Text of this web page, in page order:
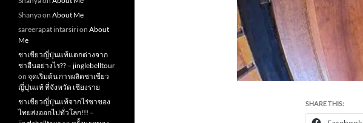
SHARE THIS:
Shanyaon About Me
sareerapat intarsirion About
Me
ชาเขียวญี่ปุ่นแท้แตกต่างจาก
ชาอื่นอย่างไร?? – jinglebelltour
on จุดเริ่มต้น การผลิตชาเขียว
ญี่ปุ่นแท้ ที่จังหวัด เชียงราย
ชาเขียวญี่ปุ่นแท้จากไร่ชาของ
ไทยส่งออกไปทั่วโลก!!! –